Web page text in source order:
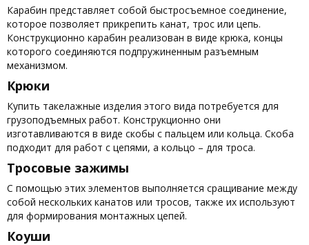
Карабин представляет собой быстросъемное соединение,
которое позволяет прикрепить канат, трос или цепь.
Конструкционно карабин реализован в виде крюка, концы
которого соединяются подпружиненным разъемным
механизмом.
Крюки
Купить такелажные изделия этого вида потребуется для
грузоподъемных работ. Конструкционно они
изготавливаются в виде скобы с пальцем или кольца. Скоба
подходит для работ с цепями, а кольцо – для троса.
Тросовые зажимы
С помощью этих элементов выполняется сращивание между
собой нескольких канатов или тросов, также их используют
для формирования монтажных цепей.
Коуши